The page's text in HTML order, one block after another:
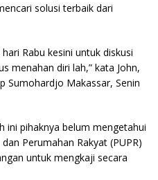
solusi terbaik dari
Rabu kesini untuk diskusi
menahan diri lah,” kata John,
Sumohardjo Makassar, Senin
ini pihaknya belum mengetahui
Perumahan Rakyat (PUPR)
untuk mengkaji secara